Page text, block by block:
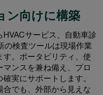
ン向けに構築
サービス、自動車診
の検査ツールは現場作業
。ポータビリティ、使
ンスを兼ね備え、プロ
実にサポートします。
合でも、外部から見えな